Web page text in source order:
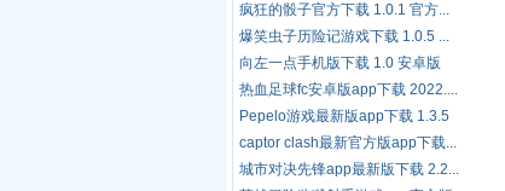
疯狂的骰子官方下载 1.0.1 官方...
爆笑虫子历险记游戏下载 1.0.5 ...
向左一点手机版下载 1.0 安卓版
热血足球fc安卓版app下载 2022....
Pepelo游戏最新版app下载 1.3.5
captor clash最新官方版app下载...
城市对决先锋app最新版下载 2.2...